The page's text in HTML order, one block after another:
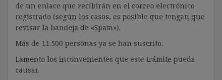
de un enlace que recibirán en el correo electrónico
registrado (según los casos, es posible que tengan que
revisar la bandeja de «Spam»).
Más de 11.500 personas ya se han suscrito.
Lamento los inconvenientes que este trámite pueda
causar.